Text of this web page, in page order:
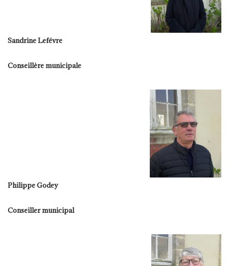
Sandrine Lefévre
Conseillère municipale
Philippe Godey
Conseiller municipal